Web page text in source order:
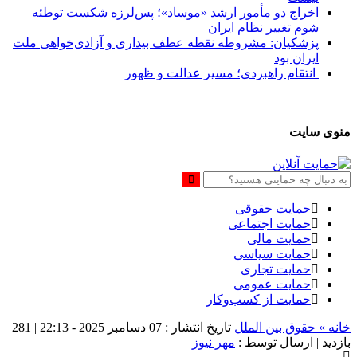
اخراج دو مأمور ارشد «موساد»؛ پس‌لرزه شکست توطئه
شوم تغییر نظام ایران
پزشکیان: مشروطه نقطه عطف بیداری و آزادی‌خواهی ملت
ایران بود
انتقام راهبردی؛ مسیر عدالت و ظهور
منوی سایت
حمایت حقوقی
حمایت اجتماعی
حمایت مالی
حمایت سیاسی
حمایت تجاری
حمایت عمومی
حمایت از کسب‌وکار
خانه » حقوق بین الملل تاریخ انتشار : 07 دسامبر 2025 - 22:13 |
281
بازدید | ارسال توسط : مهر نیوز